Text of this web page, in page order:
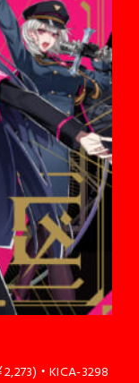
・KICA-3298